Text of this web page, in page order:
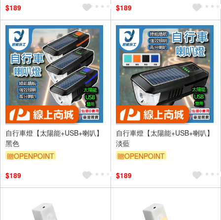
$189 $189
自行車燈【太陽能+USB+喇叭】
黑色
贈OPENPOINT
$189
自行車燈【太陽能+USB+喇叭】
淡藍
贈OPENPOINT
$189